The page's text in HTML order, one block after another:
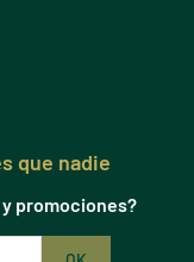
que nadie
promociones?